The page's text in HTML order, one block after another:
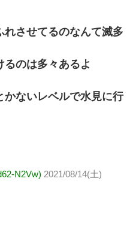
れさせてるのなんて滅多
るのは多々あるよ
かないレベルで水見に行
N2Vw) 2021/08/14(土)